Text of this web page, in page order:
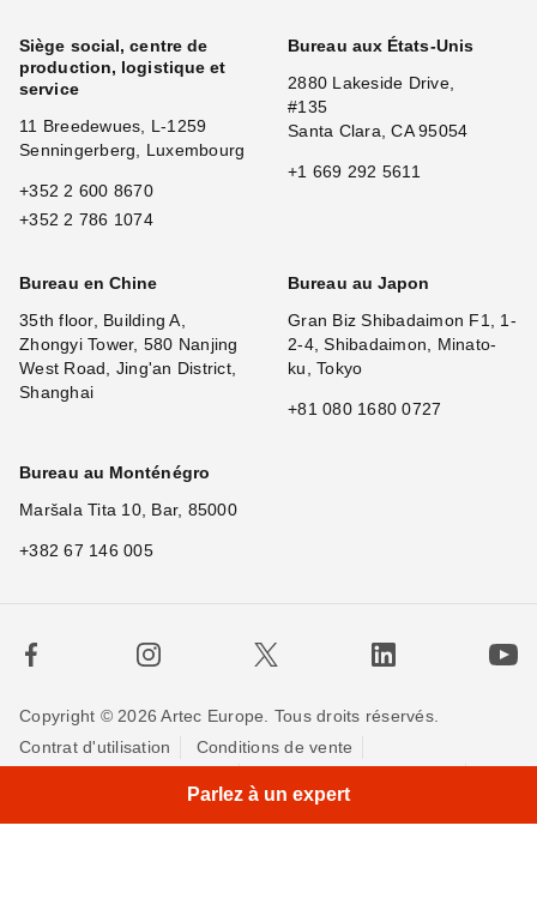
Siège social, centre de
production, logistique et
service
11 Breedewues, L-1259
Senningerberg, Luxembourg
+352 2 600 8670
+352 2 786 1074
Bureau aux États-Unis
2880 Lakeside Drive,
#135
Santa Clara, CA 95054
+1 669 292 5611
Bureau en Chine
35th floor, Building A,
Zhongyi Tower, 580 Nanjing
West Road, Jing'an District,
Shanghai
Bureau au Japon
Gran Biz Shibadaimon F1, 1-
2-4, Shibadaimon, Minato-
ku, Tokyo
+81 080 1680 0727
Bureau au Monténégro
Maršala Tita 10, Bar, 85000
+382 67 146 005
Copyright © 2026 Artec Europe. Tous droits réservés.
Contrat d'utilisation
Conditions de vente
Parlez à un expert